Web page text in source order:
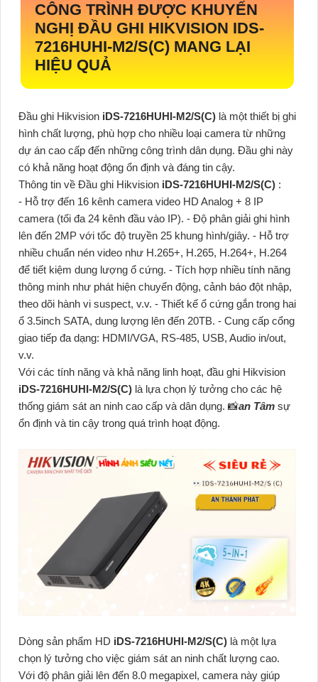
CÔNG TRÌNH ĐƯỢC KHUYẾN
NGHỊ ĐẦU GHI HIKVISION IDS-
7216HUHI-M2/S(C) MANG LẠI
HIỆU QUẢ
Đầu ghi Hikvision iDS-7216HUHI-M2/S(C) là một thiết bị ghi
hình chất lượng, phù hợp cho nhiều loại camera từ những
dự án cao cấp đến những công trình dân dụng. Đầu ghi này
có khả năng hoạt động ổn định và đáng tin cậy.
Thông tin về Đầu ghi Hikvision iDS-7216HUHI-M2/S(C) :
- Hỗ trợ đến 16 kênh camera video HD Analog + 8 IP
camera (tối đa 24 kênh đầu vào IP). - Độ phân giải ghi hình
lên đến 2MP với tốc độ truyền 25 khung hình/giây. - Hỗ trợ
nhiều chuẩn nén video như H.265+, H.265, H.264+, H.264
để tiết kiệm dung lượng ổ cứng. - Tích hợp nhiều tính năng
thông minh như phát hiện chuyển động, cảnh báo đột nhập,
theo dõi hành vi suspect, v.v. - Thiết kế ổ cứng gắn trong hai
ổ 3.5inch SATA, dung lượng lên đến 20TB. - Cung cấp cổng
giao tiếp đa dạng: HDMI/VGA, RS-485, USB, Audio in/out,
v.v.
Với các tính năng và khả năng linh hoạt, đầu ghi Hikvision
iDS-7216HUHI-M2/S(C) là lựa chọn lý tưởng cho các hệ
thống giám sát an ninh cao cấp và dân dụng. 📸an Tâm sự
ổn định và tin cậy trong quá trình hoạt động.
Dòng sản phẩm HD iDS-7216HUHI-M2/S(C) là một lựa
chọn lý tưởng cho việc giám sát an ninh chất lượng cao.
Với độ phân giải lên đến 8.0 megapixel, camera này giúp